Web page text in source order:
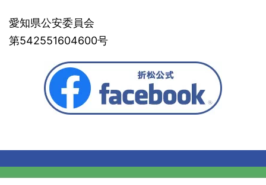
愛知県公安委員会
第542551604600号